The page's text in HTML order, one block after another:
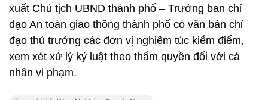
xuất Chủ tịch UBND thành phố – Trưởng ban chỉ
đạo An toàn giao thông thành phố có văn bản chỉ
đạo thủ trưởng các đơn vị nghiêm túc kiểm điểm,
xem xét xử lý kỷ luật theo thẩm quyền đối với cá
nhân vi phạm.